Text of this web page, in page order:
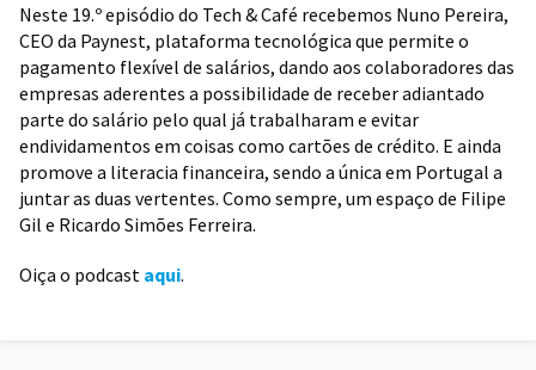
Neste 19.º episódio do Tech & Café recebemos Nuno Pereira,
CEO da Paynest, plataforma tecnológica que permite o
pagamento flexível de salários, dando aos colaboradores das
empresas aderentes a possibilidade de receber adiantado
parte do salário pelo qual já trabalharam e evitar
endividamentos em coisas como cartões de crédito. E ainda
promove a literacia financeira, sendo a única em Portugal a
juntar as duas vertentes. Como sempre, um espaço de Filipe
Gil e Ricardo Simões Ferreira.
Oiça o podcast aqui.